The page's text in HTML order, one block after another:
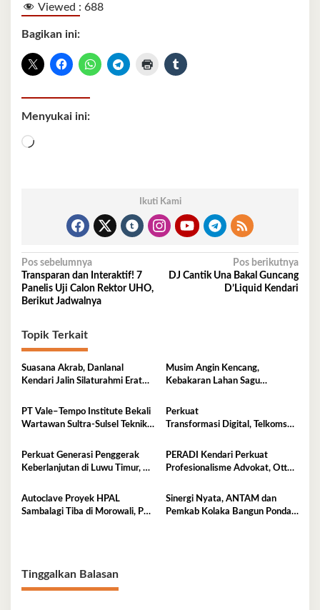
Viewed : 688
Bagikan ini:
Menyukai ini:
Memuat...
Ikuti Kami
Navigasi
pos
Pos sebelumnya
Transparan dan Interaktif! 7
Panelis Uji Calon Rektor UHO,
Berikut Jadwalnya
Pos berikutnya
DJ Cantik Una Bakal Guncang
D’Liquid Kendari
Topik Terkait
Suasana Akrab, Danlanal
Kendari Jalin Silaturahmi Erat
Musim Angin Kencang,
Kebakaran Lahan Sagu
Fadil Indah
PT Vale–Tempo Institute Bekali
Wartawan Sultra-Sulsel Teknik
Perkuat
Transformasi Digital, Telkomsel
Kota Kendari
Perkuat Generasi Penggerak
Keberlanjutan di Luwu Timur, PT
Konservasi
PERADI Kendari Perkuat
Profesionalisme Advokat, Otto
Jaga Integritas
Autoclave Proyek HPAL
Sambalagi Tiba di Morowali, PT
Sinergi Nyata, ANTAM dan
Pemkab Kolaka Bangun Pondasi
Tinggalkan Balasan